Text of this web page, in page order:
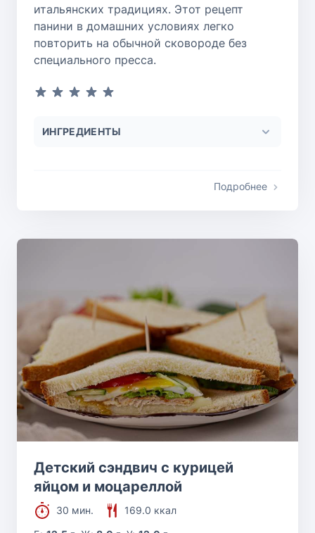
итальянских традициях. Этот рецепт
панини в домашних условиях легко
повторить на обычной сковороде без
специального пресса.
ИНГРЕДИЕНТЫ
Подробнее
Детский сэндвич с курицей
яйцом и моцареллой
30 мин.
169.0 ккал